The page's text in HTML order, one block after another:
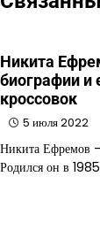
Никита
биографии и
кроссовок
5 июля 2022
Никита Ефремов
Родился он в